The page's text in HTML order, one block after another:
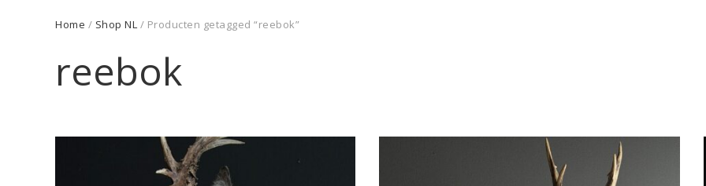
Home / Shop NL / Producten getagged “reebok”
reebok